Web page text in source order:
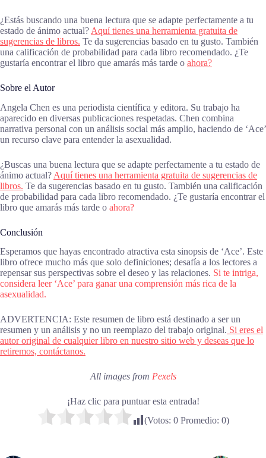
¿Estás buscando una buena lectura que se adapte perfectamente a tu
estado de ánimo actual? Aquí tienes una herramienta gratuita de
sugerencias de libros. Te da sugerencias basado en tu gusto. También
una calificación de probabilidad para cada libro recomendado. ¿Te
gustaría encontrar el libro que amarás más tarde o ahora?
Sobre el Autor
Angela Chen es una periodista científica y editora. Su trabajo ha
aparecido en diversas publicaciones respetadas. Chen combina
narrativa personal con un análisis social más amplio, haciendo de ‘Ace’
un recurso clave para entender la asexualidad.
¿Buscas una buena lectura que se adapte perfectamente a tu estado de
ánimo actual? Aquí tienes una herramienta gratuita de sugerencias de
libros. Te da sugerencias basado en tu gusto. También una calificación
de probabilidad para cada libro recomendado. ¿Te gustaría encontrar el
libro que amarás más tarde o ahora?
Conclusión
Esperamos que hayas encontrado atractiva esta sinopsis de ‘Ace’. Este
libro ofrece mucho más que solo definiciones; desafía a los lectores a
repensar sus perspectivas sobre el deseo y las relaciones. Si te intriga,
considera leer ‘Ace’ para ganar una comprensión más rica de la
asexualidad.
ADVERTENCIA: Este resumen de libro está destinado a ser un
resumen y un análisis y no un reemplazo del trabajo original. Si eres el
autor original de cualquier libro en nuestro sitio web y deseas que lo
retiremos, contáctanos.
All images from Pexels
¡Haz clic para puntuar esta entrada!
(Votos: 0Promedio: 0)